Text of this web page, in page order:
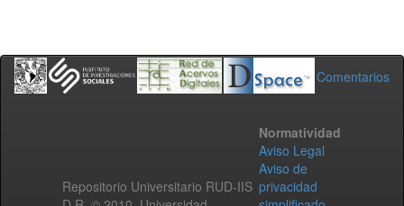
Comentarios
Repositorio Universitario RUD-IIS
Normatividad
Aviso Legal
Aviso de
privacidad